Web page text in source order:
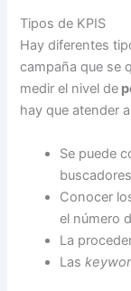
Tipos de KPIS
Hay diferentes
campaña que se
medir el nivel de
hay que atender
Se puede
Conocer
el número
La
Las